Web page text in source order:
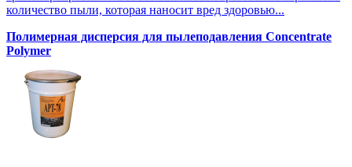
количество пыли, которая наносит вред здоровью...
Полимерная дисперсия для пылеподавления Concentrate
Polymer